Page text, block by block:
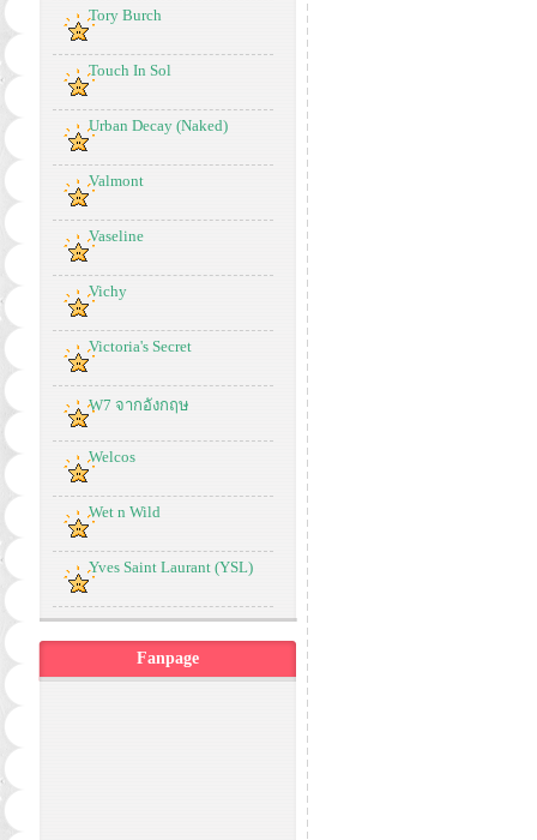
Tory Burch
Touch In Sol
Urban Decay (Naked)
Valmont
Vaseline
Vichy
Victoria's Secret
W7 จากอังกฤษ
Welcos
Wet n Wild
Yves Saint Laurant (YSL)
Fanpage